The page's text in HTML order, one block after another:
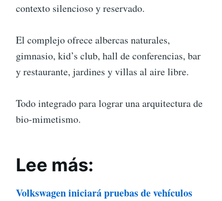
contexto silencioso y reservado.
El complejo ofrece albercas naturales,
gimnasio, kid’s club, hall de conferencias, bar
y restaurante, jardines y villas al aire libre.
Todo integrado para lograr una arquitectura de
bio-mimetismo.
Lee más:
Volkswagen iniciará pruebas de vehículos